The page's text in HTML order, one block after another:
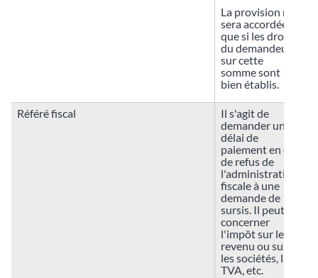
La provision ne
sera accordée
que si les droits
du demandeur
sur cette
somme sont
bien établis.
Référé fiscal
Il s'agit de
demander un
délai de
paiement en cas
de refus de
l'administration
fiscale à une
demande de
sursis. Il peut
concerner
l'impôt sur le
revenu ou sur
les sociétés, la
TVA, etc.